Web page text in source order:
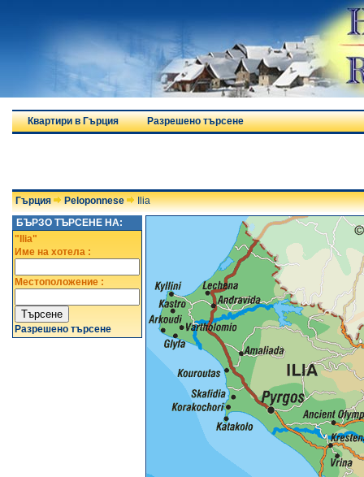
Квартири в Гърция Разрешено търсене
Гърция Peloponnese
Ilia
БЪРЗО ТЪРСЕНЕ НА:
"Ilia"
Име на хотела :
Местоположение :
Разрешено търсене